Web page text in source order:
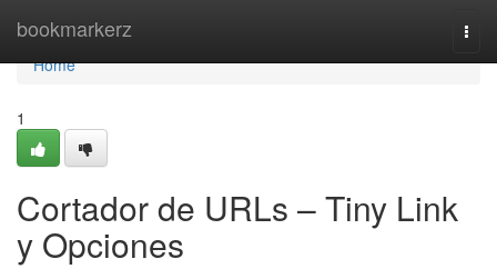
bookmarkerz
Home
Home
1
Cortador de URLs – Tiny Link
y Opciones